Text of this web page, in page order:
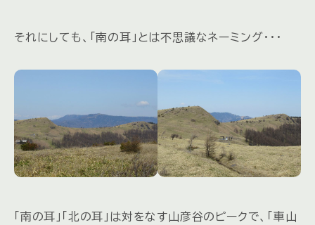
それにしても、「南の耳」とは不思議なネーミング・・・
「南の耳」「北の耳」は対をなす山彦谷のピークで、「車山